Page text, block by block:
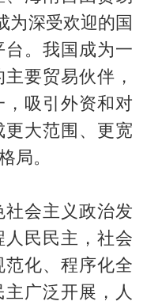
为深受欢迎的国
台。我国成为一
要贸易伙伴，
吸引外资和对
大范围、更宽
局。
会主义政治发
人民民主，社会
化、程序化全
广泛开展，人